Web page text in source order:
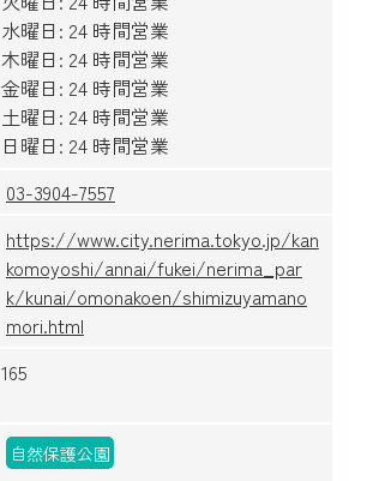
水曜日: 24 時間営業
木曜日: 24 時間営業
金曜日: 24 時間営業
土曜日: 24 時間営業
日曜日: 24 時間営業
03-3904-7557
https://www.city.nerima.tokyo.jp/kan
komoyoshi/annai/fukei/nerima_par
k/kunai/omonakoen/shimizuyamano
mori.html
165
自然保護公園